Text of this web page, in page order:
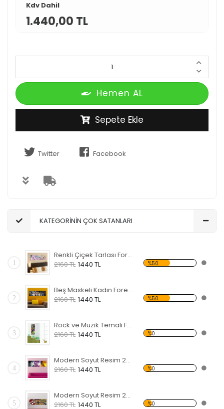
Kdv Dahil
1.440,00 TL
Hemen AL
Sepete Ekle
Twitter Facebook
KATEGORİNİN ÇOK SATANLARI
1
Renkli Çiçek Tarlası Forex Tablo
2160 TL 1440 TL %50
2
Beş Maskeli Kadın Forex Tablo
2160 TL 1440 TL %50
3
Rock ve Muzik Temalı Forex Tablo
2160 TL 1440 TL %0
4
Modern Soyut Resim 25 Forex Tablo
2160 TL 1440 TL %0
5
Modern Soyut Resim 24 Forex Tablo
2160 TL 1440 TL %0